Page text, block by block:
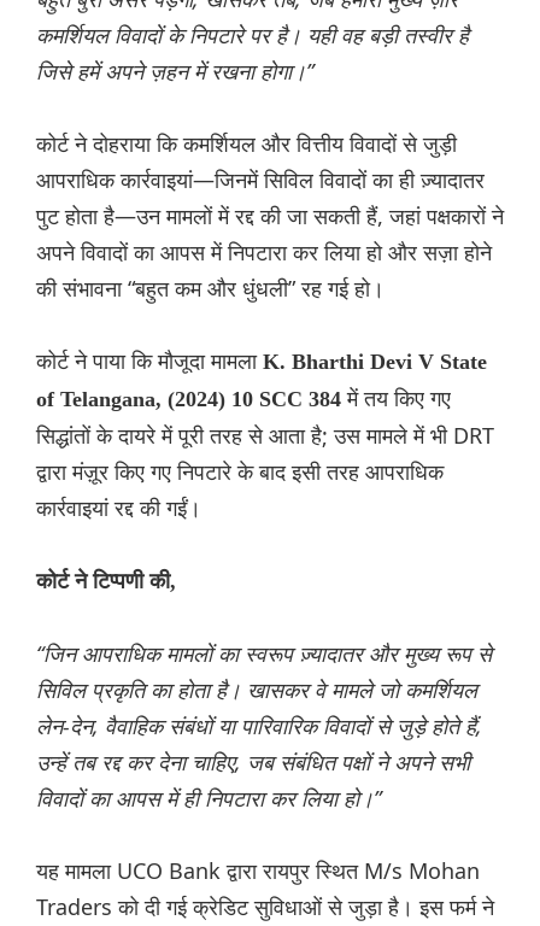
कमर्शियल विवादों के निपटारे पर है। यही वह बड़ी तस्वीर है
जिसे हमें अपने ज़हन में रखना होगा।”
कोर्ट ने दोहराया कि कमर्शियल और वित्तीय विवादों से जुड़ी
आपराधिक कार्रवाइयां—जिनमें सिविल विवादों का ही ज़्यादातर
पुट होता है—उन मामलों में रद्द की जा सकती हैं, जहां पक्षकारों ने
अपने विवादों का आपस में निपटारा कर लिया हो और सज़ा होने
की संभावना “बहुत कम और धुंधली” रह गई हो।
कोर्ट ने पाया कि मौजूदा मामला K. Bharthi Devi V State
of Telangana, (2024) 10 SCC 384में तय किए गए
सिद्धांतों के दायरे में पूरी तरह से आता है; उस मामले में भी DRT
द्वारा मंज़ूर किए गए निपटारे के बाद इसी तरह आपराधिक
कार्रवाइयां रद्द की गईं।
कोर्ट ने टिप्पणी की,
“जिन आपराधिक मामलों का स्वरूप ज़्यादातर और मुख्य रूप से
सिविल प्रकृति का होता है। खासकर वे मामले जो कमर्शियल
लेन-देन, वैवाहिक संबंधों या पारिवारिक विवादों से जुड़े होते हैं,
उन्हें तब रद्द कर देना चाहिए, जब संबंधित पक्षों ने अपने सभी
विवादों का आपस में ही निपटारा कर लिया हो।”
यह मामला UCO Bank द्वारा रायपुर स्थित M/s Mohan
Traders को दी गई क्रेडिट सुविधाओं से जुड़ा है। इस फर्म ने